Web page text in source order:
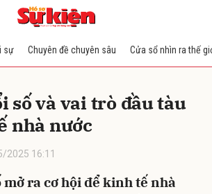
sự Chuyên đề chuyên sâu Cửa sổ nhìn ra thế
số và vai trò đầu tàu
nhà nước
2025 16:11
mở ra cơ hội để kinh tế nhà